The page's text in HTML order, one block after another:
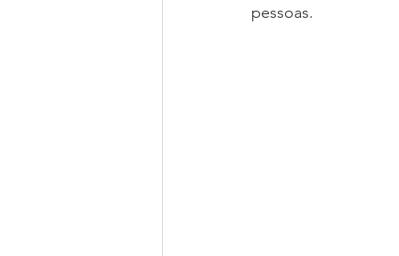
pessoas.